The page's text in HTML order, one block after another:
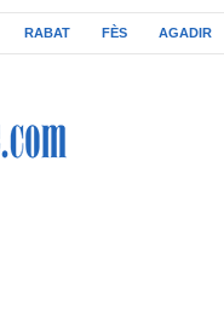
RABAT FÈS AGADIR